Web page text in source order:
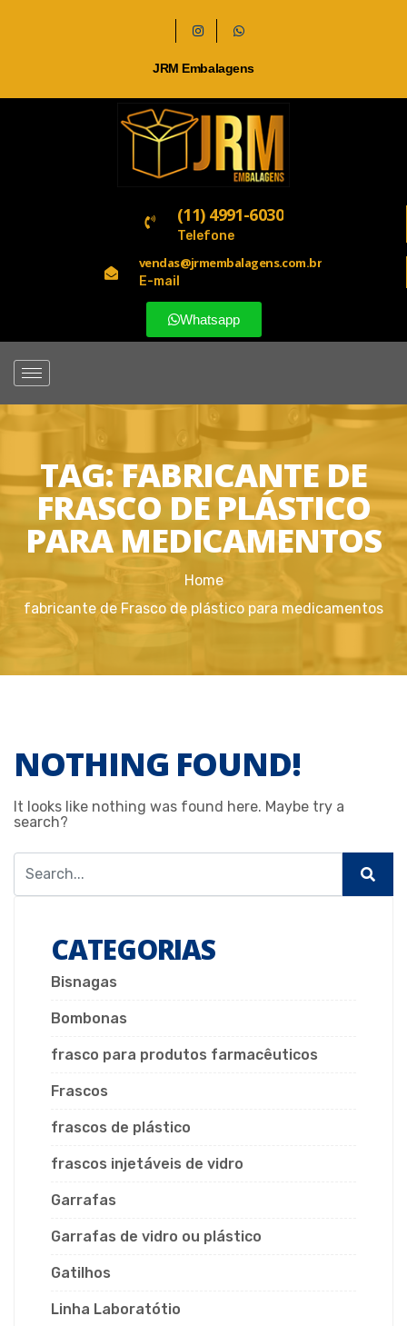
JRM Embalagens
(11) 4991-6030
Telefone
vendas@jrmembalagens.com.br
E-mail
Whatsapp
TAG:FABRICANTE DE
FRASCO DE PLÁSTICO
PARA MEDICAMENTOS
Home
fabricante de Frasco de plástico para medicamentos
NOTHING FOUND!
It looks like nothing was found here. Maybe try a
search?
CATEGORIAS
Bisnagas
Bombonas
frasco para produtos farmacêuticos
Frascos
frascos de plástico
frascos injetáveis de vidro
Garrafas
Garrafas de vidro ou plástico
Gatilhos
Linha Laboratótio